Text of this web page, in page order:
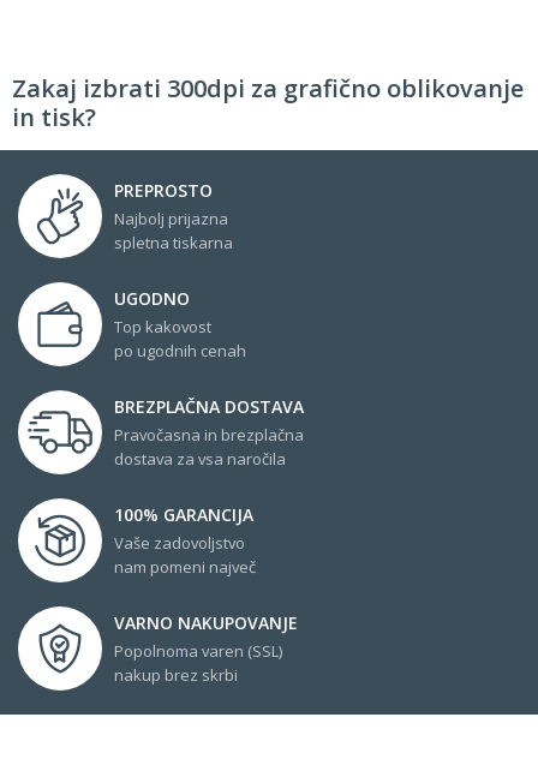
Zakaj izbrati 300dpi za grafično oblikovanje
in tisk?
PREPROSTO
Najbolj prijazna
spletna tiskarna
UGODNO
Top kakovost
po ugodnih cenah
BREZPLAČNA DOSTAVA
Pravočasna in brezplačna
dostava za vsa naročila
100% GARANCIJA
Vaše zadovoljstvo
nam pomeni največ
VARNO NAKUPOVANJE
Popolnoma varen (SSL)
nakup brez skrbi